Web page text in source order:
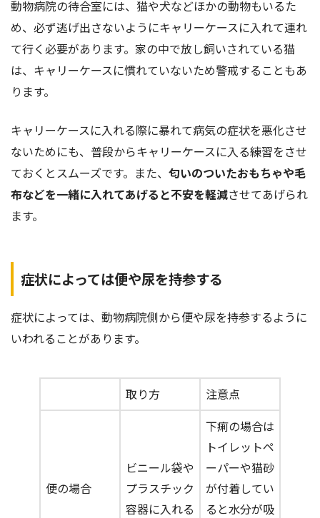
動物病院の待合室には、猫や犬などほかの動物もいるた
め、必ず逃げ出さないようにキャリーケースに入れて連れ
て行く必要があります。家の中で放し飼いされている猫
は、キャリーケースに慣れていないため警戒することもあ
ります。
キャリーケースに入れる際に暴れて病気の症状を悪化させ
ないためにも、普段からキャリーケースに入る練習をさせ
ておくとスムーズです。また、 匂いのついたおもちゃや毛
布などを一緒に入れてあげると不安を軽減させてあげられ
ます。
症状によっては便や尿を持参する
症状によっては、動物病院側から便や尿を持参するように
いわれることがあります。
取り方 注意点
便の場合
ビニール袋や
プラスチック
容器に入れる
下痢の場合は
トイレットペ
ーパーや猫砂
が付着してい
ると水分が吸